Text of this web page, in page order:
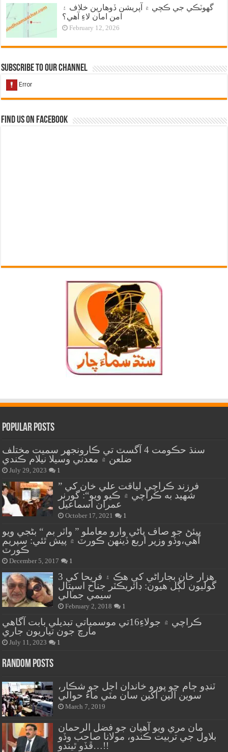
گهوٽڪي جي ڪچي ۾ آپريشن ڏوهارين خلاف ۽
امن امان لاءِ آهي؟
February 12, 2026
Subscribe to our Channel
Find us on Facebook
Popular Posts
سنڌ حڪومت 4 آگسٽ تي ڪارونجهر سميت مختلف
ضلعن ۾ معدني وسيلا نيلام ڪندي
July 29, 2023 1
” فرزند ڪراچي لياقت علي خان کي
شهيد به ڪراچي ۾ ڪيو ويو“: گورنر
عمران اسماعيل
October 17, 2021 1
پيئڻ جو صاف پاڻي وارو معاملو ” واٽر بم “ بڻجي ويو
آهي،وڏو وزير اربع ڏينهن ڪورٽ ۾ پيش ٿئي: سپريم
ڪورٽ
December 5, 2017 1
هزار خان بجاراڻي کي هڪ ۽ فريحا کي 3
گوليون لڳل هيون: ڊائريڪٽر جناح اسپتال
سيمي جمالي
February 2, 2018 1
ڪراچي ۾ جولاءِ16تي موسمياتي تبديلي بابت آگاهي
مارچ جون تياريون جاري
July 11, 2023 1
Random Posts
ٽنڊو ڄام جو پورو خاندان اجل جو شڪار،
سوين آلين اکين سان مٽي ماءُ حوالي
March 7, 2019
مان مري ويو آهيان جو فضل الرحمان
بلاول جي تربيت ڪندو، مولانا صاحب وڏو
ڦڏو ٿيندو…!!